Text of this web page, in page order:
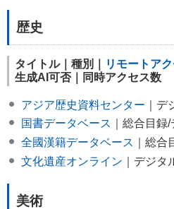
歴史
タイトル｜種別｜ リモートア
生成AI可否｜同時アクセス数
アジア歴史資料センター ｜
国書データベース
｜総合目
全國漢籍データベース
｜総合
文化遺産オンライン ｜デジ
美術